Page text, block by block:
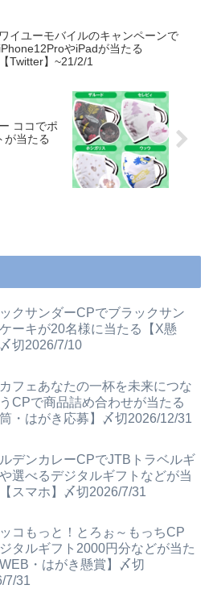
ワイユーモバイルのキャンペーンで
iPhone12ProやiPadが当たる
【Twitter】~21/2/1
ココでポ
が当たる
クサンダーCPでブラックサン
ーキが20名様に当たる【X懸
切2026/7/10
フェあなたの一杯を未来につな
CPで商品詰め合わせが当たる
筒・はがき応募】〆切2026/12/31
デンカレーCPでJTBトラベルギ
選べるデジタルギフトなどが当
スマホ】〆切2026/7/31
コもっと！とろぉ～もっちCP
タルギフト2000円分などが当た
・はがき懸賞】〆切
7/31